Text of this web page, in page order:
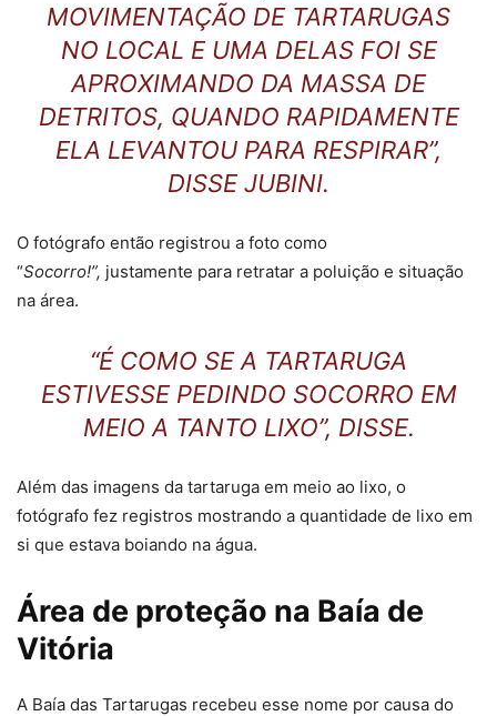
MOVIMENTAÇÃO DE TARTARUGAS
NO LOCAL E UMA DELAS FOI SE
APROXIMANDO DA MASSA DE
DETRITOS, QUANDO RAPIDAMENTE
ELA LEVANTOU PARA RESPIRAR”,
DISSE JUBINI.
O fotógrafo então registrou a foto como
“Socorro!”, justamente para retratar a poluição e situação
na área.
“É COMO SE A TARTARUGA
ESTIVESSE PEDINDO SOCORRO EM
MEIO A TANTO LIXO”, DISSE.
Além das imagens da tartaruga em meio ao lixo, o
fotógrafo fez registros mostrando a quantidade de lixo em
si que estava boiando na água.
Área de proteção na Baía de
Vitória
A Baía das Tartarugas recebeu esse nome por causa do